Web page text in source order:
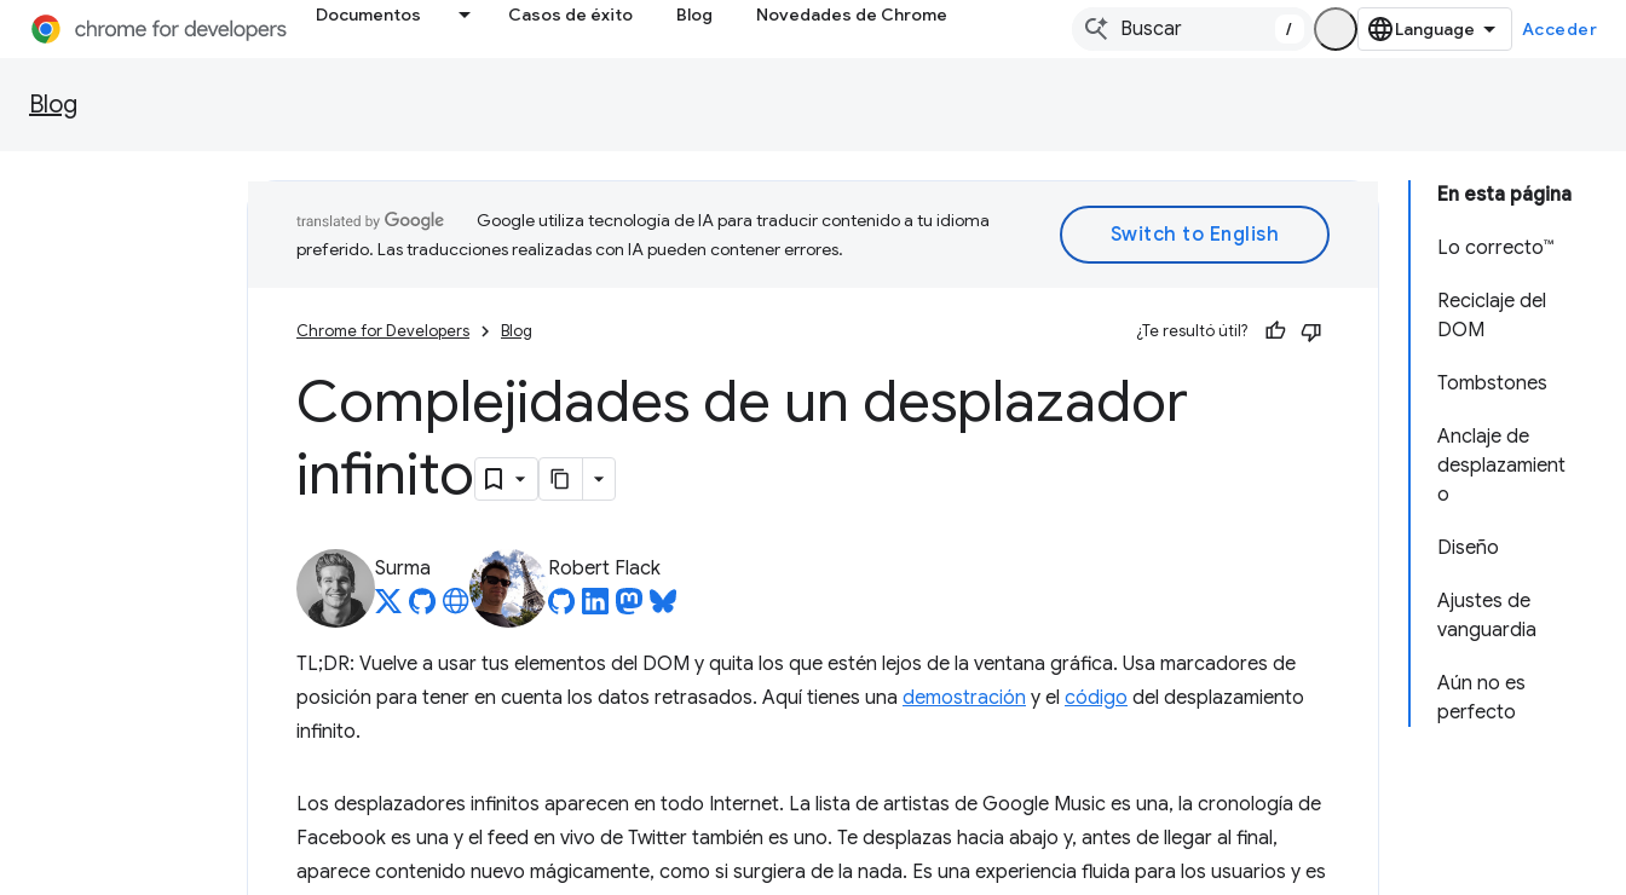
Documentos Casos de éxito Blog Novedades de Chrome
/ Acceder
Blog
En esta página
Lo correcto™
Reciclaje del
DOM
Tombstones
Anclaje de
desplazamient
o
Diseño
Ajustes de
vanguardia
Aún no es
perfecto
Google utiliza tecnología de IA para traducir contenido a tu idioma
preferido. Las traducciones realizadas con IA pueden contener errores.
Chrome for Developers Blog ¿Te resultó útil?
Complejidades de un desplazador
infinito
Surma Robert Flack
TL;DR: Vuelve a usar tus elementos del DOM y quita los que estén lejos de la ventana gráfica. Usa marcadores de
posición para tener en cuenta los datos retrasados. Aquí tienes una demostración y el código del desplazamiento
infinito.
Los desplazadores infinitos aparecen en todo Internet. La lista de artistas de Google Music es una, la cronología de
Facebook es una y el feed en vivo de Twitter también es uno. Te desplazas hacia abajo y, antes de llegar al final,
aparece contenido nuevo mágicamente, como si surgiera de la nada. Es una experiencia fluida para los usuarios y es